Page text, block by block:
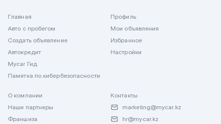
Главная
Авто с пробегом
Создать объявление
Автокредит
Mycar Гид
Памятка по кибербезопасности
Профиль
Мои объявления
Избранное
Настройки
О компании
Наши партнеры
Франшиза
Контакты
marketing@mycar.kz
hr@mycar.kz